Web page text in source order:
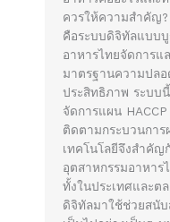
ควรให้ความสำคัญ
คือระบบดิจิทัลแบบ
อาหารไทยจัดการแ
มาตรฐานความปล
ประสิทธิภาพ ระบบ
จัดการแผน
ติดตามกระบวนการ
เทคโนโลยีจึงสำคัญ
อุตสาหกรรมอาหาร
ทั้งในประเทศและต
ดิจิทัลมาใช้ช่วยสนับ